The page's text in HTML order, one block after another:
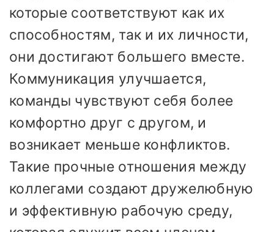
которые соответствуют как их
способностям, так и их личности,
они достигают большего вместе.
Коммуникация улучшается,
команды чувствуют себя более
комфортно друг с другом, и
возникает меньше конфликтов.
Такие прочные отношения между
коллегами создают дружелюбную
и эффективную рабочую среду,